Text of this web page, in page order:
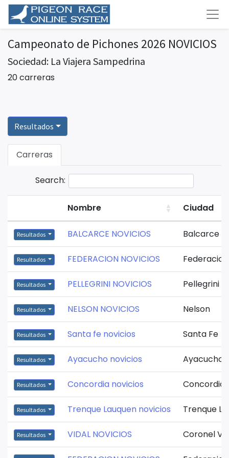
Campeonato de Pichones 2026 NOVICIOS
Sociedad: La Viajera Sampedrina
20 carreras
Resultados
Carreras
Search:
Nombre Ciudad
Resultados BALCARCE NOVICIOS Balcarce
Resultados FEDERACION NOVICIOS Federacion
Resultados PELLEGRINI NOVICIOS Pellegrini
Resultados NELSON NOVICIOS Nelson
Resultados Santa fe novicios Santa Fe
Resultados Ayacucho novicios Ayacucho
Resultados Concordia novicios Concordia
Resultados Trenque Lauquen novicios Trenque
Resultados VIDAL NOVICIOS Coronel